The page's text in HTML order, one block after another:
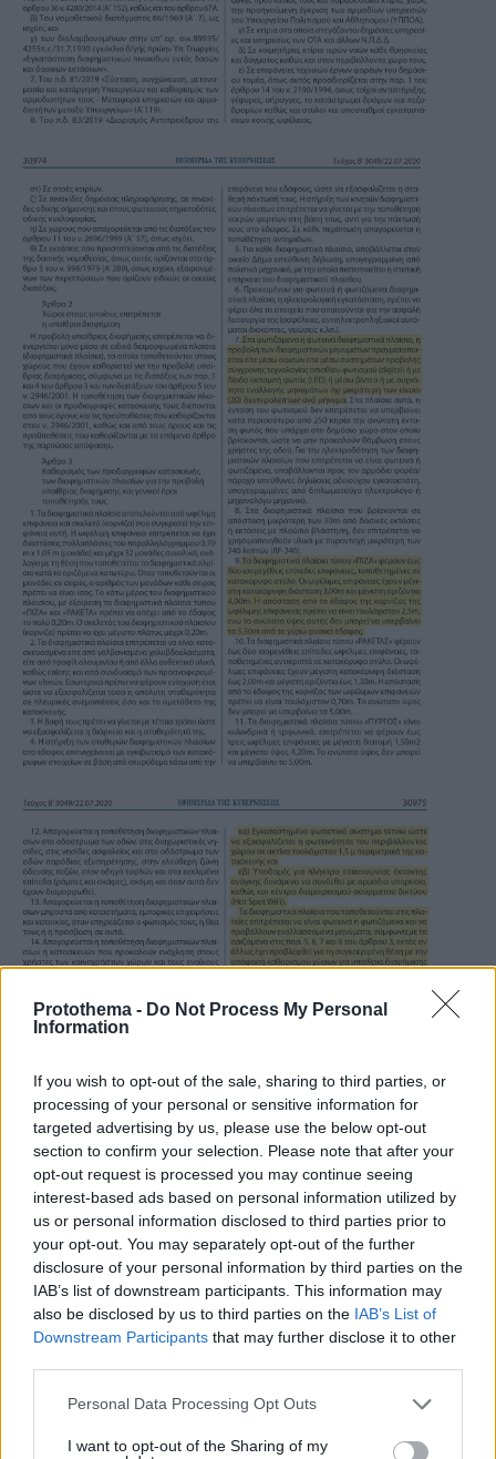
Protothema - Do Not Process My Personal
Information
If you wish to opt-out of the sale, sharing to third parties, or
processing of your personal or sensitive information for
targeted advertising by us, please use the below opt-out
section to confirm your selection. Please note that after your
opt-out request is processed you may continue seeing
interest-based ads based on personal information utilized by
us or personal information disclosed to third parties prior to
your opt-out. You may separately opt-out of the further
disclosure of your personal information by third parties on the
IAB’s list of downstream participants. This information may
also be disclosed by us to third parties on the IAB’s List of
Downstream Participants that may further disclose it to other
Please note that this website/app uses one or more Google
not limited to your visit or usage behaviour. You may click to
Personal Data Processing Opt Outs
I want to opt-out of the Sharing of my